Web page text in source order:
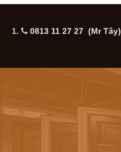
1. 0813 11 27 27 (Mr Tây)